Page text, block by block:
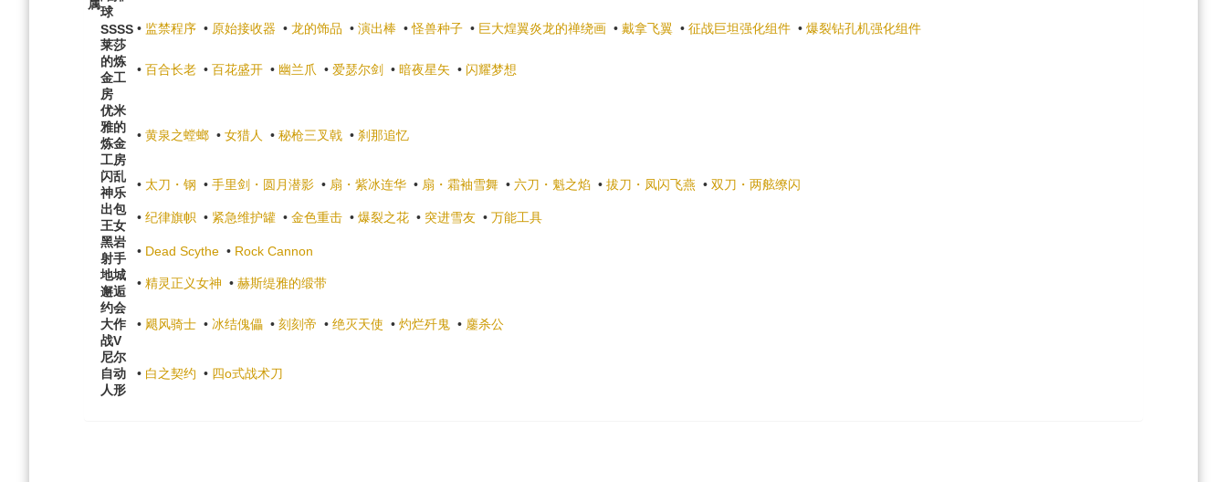
属
球
SSSS • 监禁程序 • 原始接收器 • 龙的饰品 • 演出棒 •怪兽种子 • 巨大煌翼炎龙的禅绕画 • 戴拿飞翼 • 征战巨坦强化组件 • 爆裂钻孔机强化组件
莱莎
的炼
金工
房
• 百合长老 • 百花盛开 • 幽兰爪 • 爱瑟尔剑 • 暗夜星矢 • 闪耀梦想
优米
雅的
炼金
工房
• 黄泉之螳螂 • 女猎人 • 秘枪三叉戟 • 刹那追忆
闪乱
神乐
• 太刀・钢 • 手里剑・圆月潜影 • 扇・紫冰连华 • 扇・霜袖雪舞 • 六刀・魁之焰 • 拔刀・凤闪飞燕 • 双刀・两舷缭闪
出包
王女
• 纪律旗帜 • 紧急维护罐 • 金色重击 • 爆裂之花 • 突进雪友 • 万能工具
黑岩
射手
• Dead Scythe • Rock Cannon
地城
邂逅
• 精灵正义女神 • 赫斯缇雅的缎带
约会
大作
战V
• 飓风骑士 • 冰结傀儡 • 刻刻帝 • 绝灭天使 • 灼烂歼鬼 • 鏖杀公
尼尔
自动
人形
• 白之契约 • 四o式战术刀